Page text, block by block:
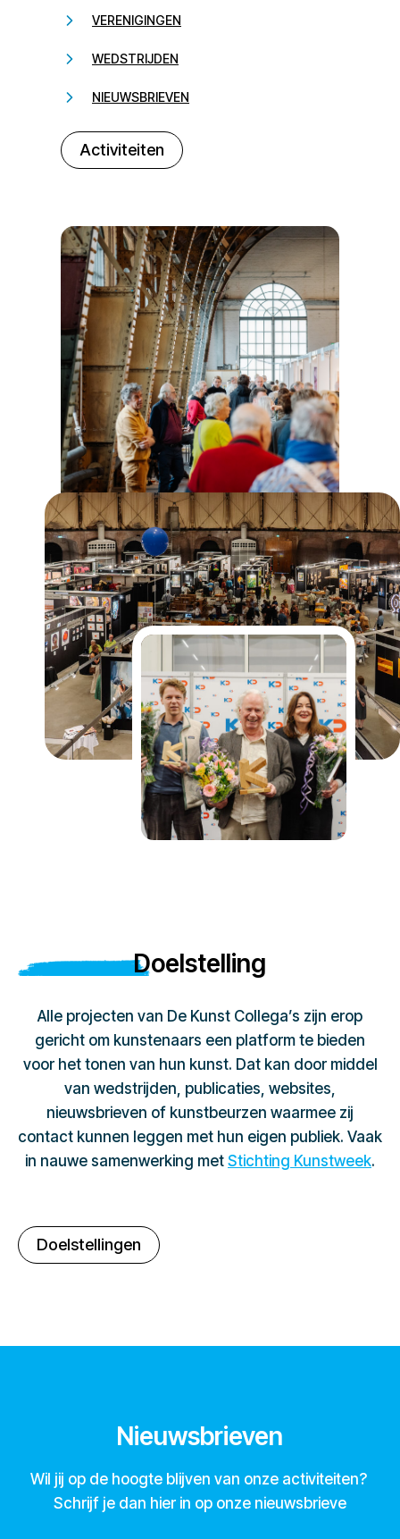
VERENIGINGEN
WEDSTRIJDEN
NIEUWSBRIEVEN
Activiteiten
232323
Doelstelling
Alle projecten van De Kunst Collega’s zijn erop
gericht om kunstenaars een platform te bieden
voor het tonen van hun kunst. Dat kan door middel
van wedstrijden, publicaties, websites,
nieuwsbrieven of kunstbeurzen waarmee zij
contact kunnen leggen met hun eigen publiek. Vaak
in nauwe samenwerking met Stichting Kunstweek.
Doelstellingen
Nieuwsbrieven
Wil jij op de hoogte blijven van onze activiteiten?
Schrijf je dan hier in op onze nieuwsbrieve